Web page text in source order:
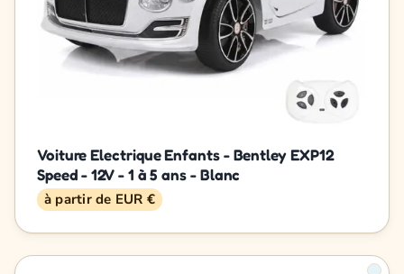
Voiture Electrique Enfants - Bentley EXP12
Speed - 12V - 1 à 5 ans - Blanc
à partir de EUR €